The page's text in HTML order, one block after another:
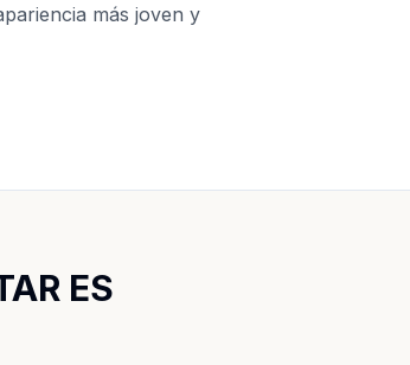
más joven y
ES